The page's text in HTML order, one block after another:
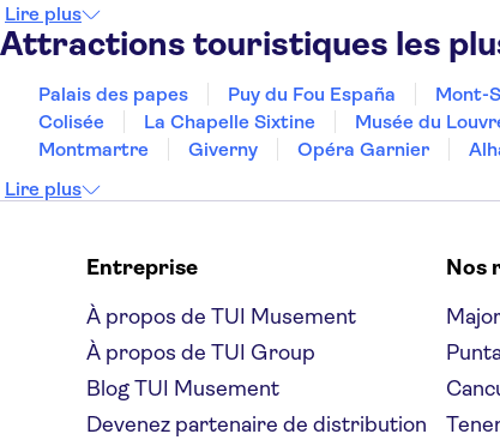
Lire plus
Attractions touristiques les
Palais des papes Puy du Fou España Mont-
Colisée
La Chapelle Sixtine Musée du
Montmartre
Giverny Opéra Garnier
Lire plus
Entreprise
À propos de TUI Musement
À propos de TUI Group
Blog TUI Musement
Devenez partenaire de distribution
Nos